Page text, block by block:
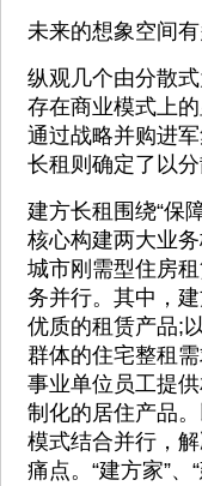
未来的想象空间
纵观几个由分散
存在商业模式上
通过战略并购进
长租则确定了以
建方长租围绕“保
核心构建两大业
城市刚需型住房
务并行。其中，
优质的租赁产品;
群体的住宅整租
事业单位员工提
制化的居住产品
模式结合并行，
痛点。“建方家”